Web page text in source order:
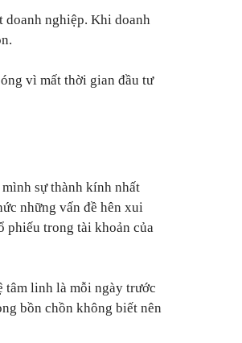
doanh nghiệp. Khi doanh
vì mất thời gian đầu tư
sự thành kính nhất
những vấn đề hên xui
phiếu trong tài khoản của
tâm linh là mỗi ngày trước
bồn chồn không biết nên